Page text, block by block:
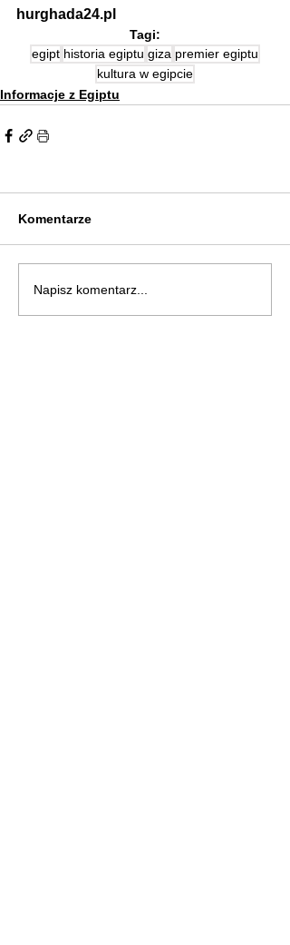
hurghada24.pl
Tagi:
egipt historia egiptu giza premier egiptu
kultura w egipcie
Informacje z Egiptu
Komentarze
Napisz komentarz...